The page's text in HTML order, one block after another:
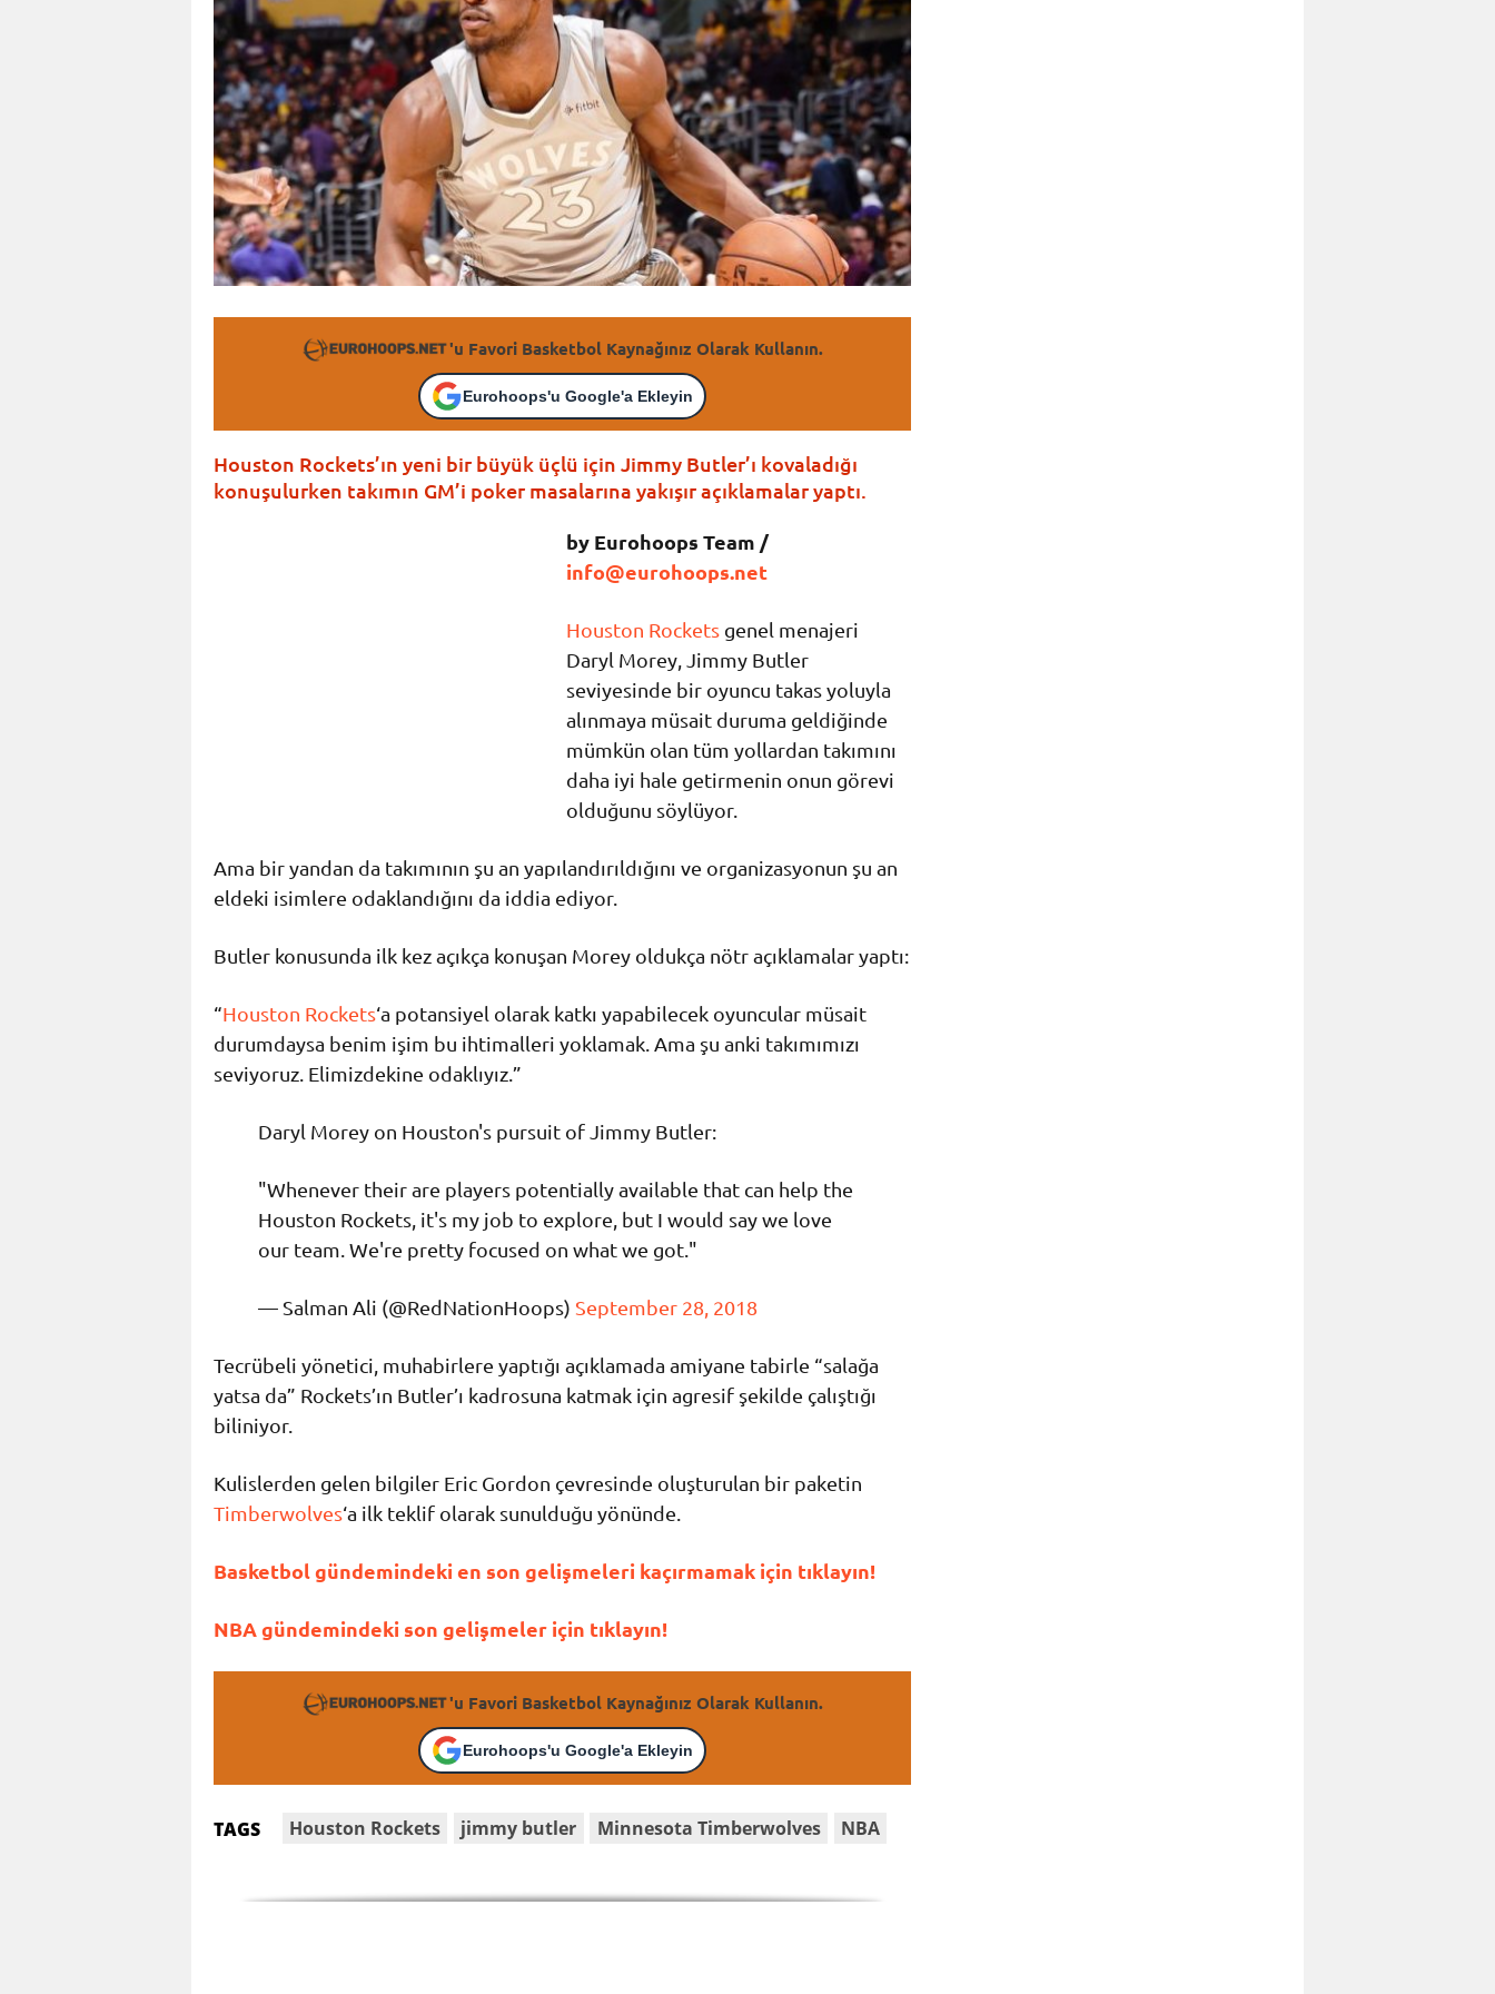
'u Favori Basketbol Kaynağınız Olarak Kullanın.
Eurohoops'u Google'a Ekleyin
Houston Rockets’ın yeni bir büyük üçlü için Jimmy Butler’ı kovaladığı
konuşulurken takımın GM’i poker masalarına yakışır açıklamalar yaptı.
by Eurohoops Team /
info@eurohoops.net
Houston Rocketsgenel menajeri
Daryl Morey, Jimmy Butler
seviyesinde bir oyuncu takas yoluyla
alınmaya müsait duruma geldiğinde
mümkün olan tüm yollardan takımını
daha iyi hale getirmenin onun görevi
olduğunu söylüyor.
Ama bir yandan da takımının şu an yapılandırıldığını ve organizasyonun şu an
eldeki isimlere odaklandığını da iddia ediyor.
Butler konusunda ilk kez açıkça konuşan Morey oldukça nötr açıklamalar yaptı:
“Houston Rockets‘a potansiyel olarak katkı yapabilecek oyuncular müsait
durumdaysa benim işim bu ihtimalleri yoklamak. Ama şu anki takımımızı
seviyoruz. Elimizdekine odaklıyız.”
Daryl Morey on Houston's pursuit of Jimmy Butler:
"Whenever their are players potentially available that can help the
Houston Rockets, it's my job to explore, but I would say we love
our team. We're pretty focused on what we got."
— Salman Ali (@RedNationHoops) September 28, 2018
Tecrübeli yönetici, muhabirlere yaptığı açıklamada amiyane tabirle “salağa
yatsa da” Rockets’ın Butler’ı kadrosuna katmak için agresif şekilde çalıştığı
biliniyor.
Kulislerden gelen bilgiler Eric Gordon çevresinde oluşturulan bir paketin
Timberwolves‘a ilk teklif olarak sunulduğu yönünde.
Basketbol gündemindeki en son gelişmeleri kaçırmamak için tıklayın!
NBA gündemindeki son gelişmeler için tıklayın!
'u Favori Basketbol Kaynağınız Olarak Kullanın.
Eurohoops'u Google'a Ekleyin
TAGS Houston Rockets jimmy butler Minnesota Timberwolves NBA